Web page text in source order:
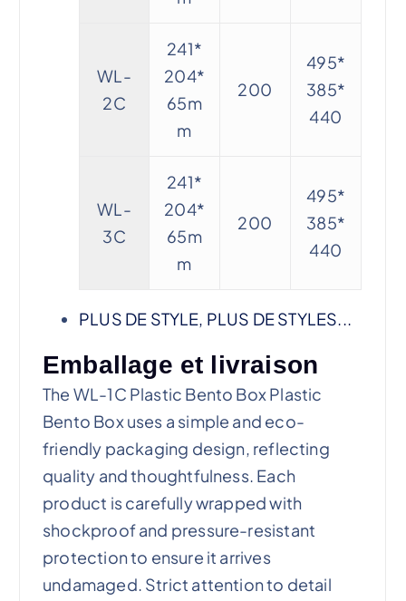
WL-
2C
241*
204*
65m
m
200
495*
385*
440
WL-
3C
241*
204*
65m
m
200
495*
385*
440
PLUS DE STYLE, PLUS DE STYLES...
Emballage et livraison
The WL-1C Plastic Bento Box Plastic
Bento Box uses a simple and eco-
friendly packaging design, reflecting
quality and thoughtfulness. Each
product is carefully wrapped with
shockproof and pressure-resistant
protection to ensure it arrives
undamaged. Strict attention to detail